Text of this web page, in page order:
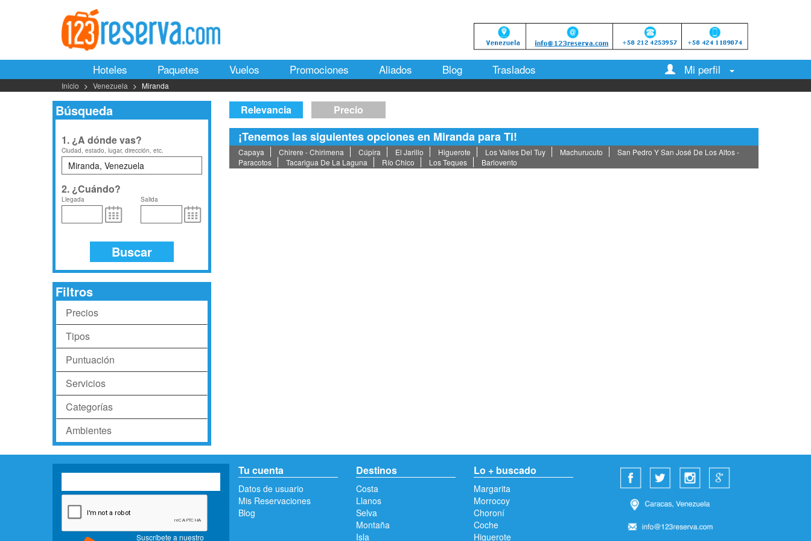
Hoteles Paquetes Vuelos Promociones Aliados Blog Traslados Mi perfil
Inicio Venezuela Miranda
Búsqueda
1. ¿A dónde vas?
Ciudad, estado, lugar, dirección, etc.
2. ¿Cuándo?
Llegada Salida
Buscar
Filtros
Precios
Tipos
Puntuación
Servicios
Categorías
Ambientes
Relevancia Precio
¡Tenemos las siguientes opciones en Miranda para Ti!
Capaya Chirere - Chirimena Cúpira El Jarillo Higuerote Los Valles Del Tuy Machurucuto
San Pedro Y San José De Los Altos -
Paracotos
Tacarigua De La Laguna Río Chico Los Teques Barlovento
Suscríbete a nuestro
Tu cuenta
Datos de usuario
Mis Reservaciones
Blog
Destinos
Costa
Llanos
Selva
Montaña
Isla
Lo + buscado
Margarita
Morrocoy
Choroní
Coche
Higuerote